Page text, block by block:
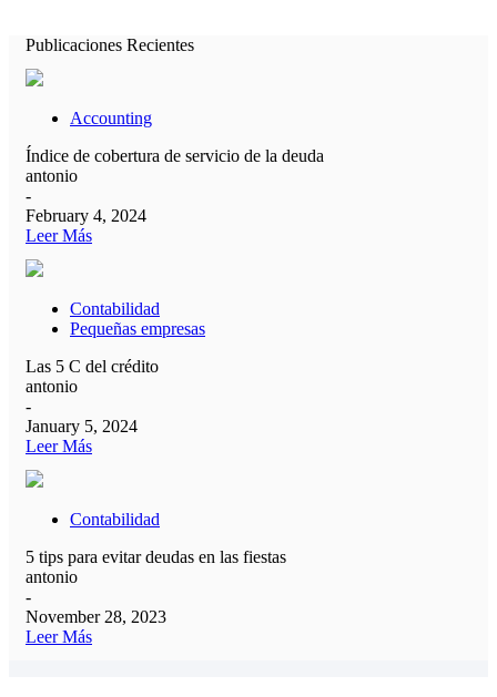
Publicaciones Recientes
Accounting
Índice de cobertura de servicio de la deuda
antonio
-
February 4, 2024
Leer Más
Contabilidad
Pequeñas empresas
Las 5 C del crédito
antonio
-
January 5, 2024
Leer Más
Contabilidad
5 tips para evitar deudas en las fiestas
antonio
-
November 28, 2023
Leer Más